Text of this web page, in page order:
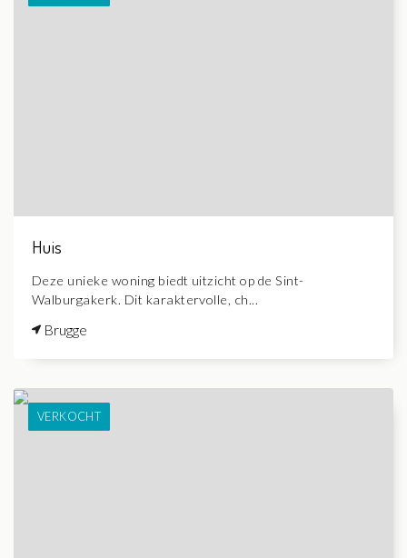
Huis
Deze unieke woning biedt uitzicht op de Sint-
Walburgakerk. Dit karaktervolle, ch...
Brugge
VERKOCHT